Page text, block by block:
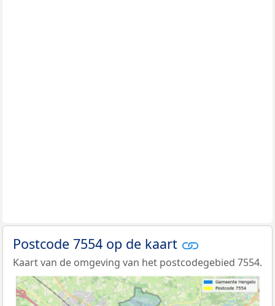
Postcode 7554 op de kaart
Kaart van de omgeving van het postcodegebied 7554.